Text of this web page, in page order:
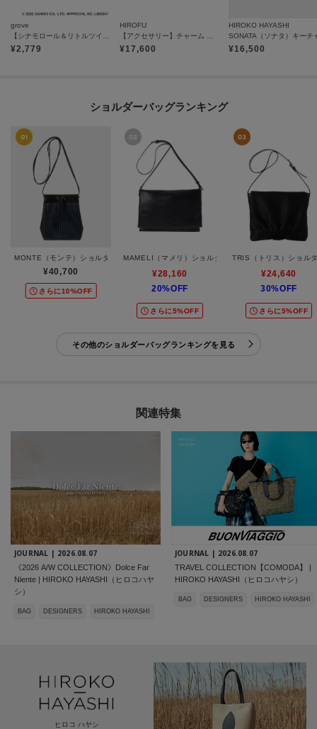
grove
【シナモロール＆リトルツインスターズ】メッシュチャームポーチ
¥2,779
HIROFU
【アクセサリー】チャーム ポーチ レザー 本革（商品番号：P25－65612）
¥17,600
HIROKO HAYASHI
¥16,500
ショルダーバッグランキング
MONTE（モンテ）ショルダーバッグ
¥40,700
さらに10%OFF
MAMELI（マメリ）ショルダーバッグ
¥28,160
20%OFF
さらに5%OFF
TRIS（トリス）ショル
¥24,640
30%OFF
さらに5%OFF
その他のショルダーバッグランキングを見る
関連特集
JOURNAL | 2026.08.07
《2026 A/W COLLECTION》Dolce Far
Niente | HIROKO HAYASHI（ヒロコハヤ
シ）
BAG DESIGNERS HIROKO HAYASHI
JOURNAL | 2026.08.07
TRAVEL COLLECTION【COMODA】 |
HIROKO HAYASHI（ヒロコハヤシ）
BAG DESIGNERS HIROKO HAYASHI
ヒロコ ハヤシ